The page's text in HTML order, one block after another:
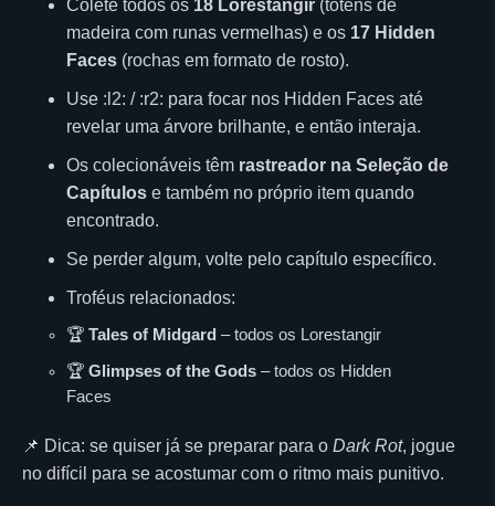
Colete todos os 18 Lorestangir (totens de
madeira com runas vermelhas) e os 17 Hidden
Faces (rochas em formato de rosto).
Use :l2: / :r2: para focar nos Hidden Faces até
revelar uma árvore brilhante, e então interaja.
Os colecionáveis têm rastreador na Seleção de
Capítulos e também no próprio item quando
encontrado.
Se perder algum, volte pelo capítulo específico.
Troféus relacionados:
🏆 Tales of Midgard – todos os Lorestangir
🏆 Glimpses of the Gods – todos os Hidden
Faces
📌 Dica: se quiser já se preparar para o Dark Rot, jogue
no difícil para se acostumar com o ritmo mais punitivo.